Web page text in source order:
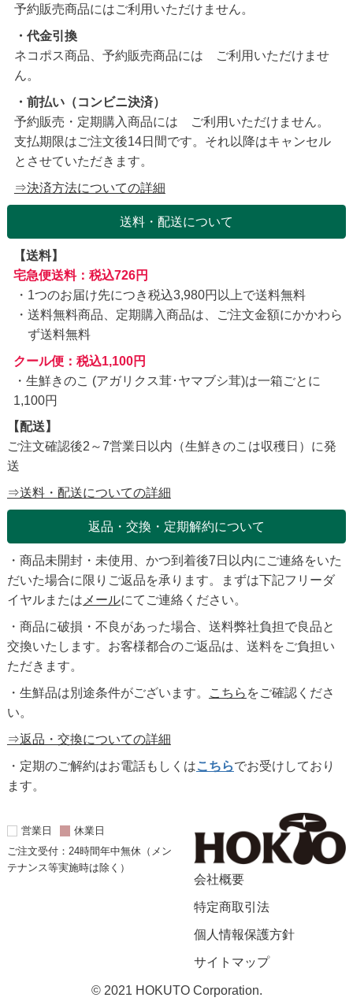
予約販売商品にはご利用いただけません。
・代金引換
ネコポス商品、予約販売商品には ご利用いただけませ
ん。
・前払い（コンビニ決済）
予約販売・定期購入商品には ご利用いただけません。
支払期限はご注文後14日間です。それ以降はキャンセル
とさせていただきます。
⇒決済方法についての詳細
送料・配送について
【送料】
宅急便送料：税込726円
1つのお届け先につき税込3,980円以上で送料無料
送料無料商品、定期購入商品は、ご注文金額にかかわら
ず送料無料
クール便：税込1,100円
・生鮮きのこ (アガリクス茸･ヤマブシ茸)は一箱ごとに
1,100円
【配送】
ご注文確認後2～7営業日以内（生鮮きのこは収穫日）に発
送
⇒送料・配送についての詳細
返品・交換・定期解約について
・商品未開封・未使用、かつ到着後7日以内にご連絡をいた
だいた場合に限りご返品を承ります。まずは下記フリーダ
イヤルまたは メールにてご連絡ください。
・商品に破損・不良があった場合、送料弊社負担で良品と
交換いたします。お客様都合のご返品は、送料をご負担い
ただきます。
・生鮮品は別途条件がございます。
こちら をご確認くださ
い。
⇒返品・交換についての詳細
・定期のご解約はお電話もしくはこちらでお受けしており
ます。
営業日
休業日
ご注文受付：24時間年中無休（メン
テナンス等実施時は除く）
会社概要
特定商取引法
個人情報保護方針
サイトマップ
© 2021 HOKUTO Corporation.